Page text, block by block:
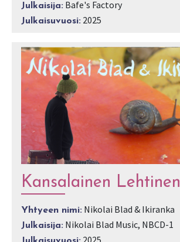
Julkaisija: Bafe's Factory
Julkaisuvuosi: 2025
Kansalainen Lehtinen
Yhtyeen nimi: Nikolai Blad & Ikiranka
Julkaisija: Nikolai Blad Music, NBCD-1
2025